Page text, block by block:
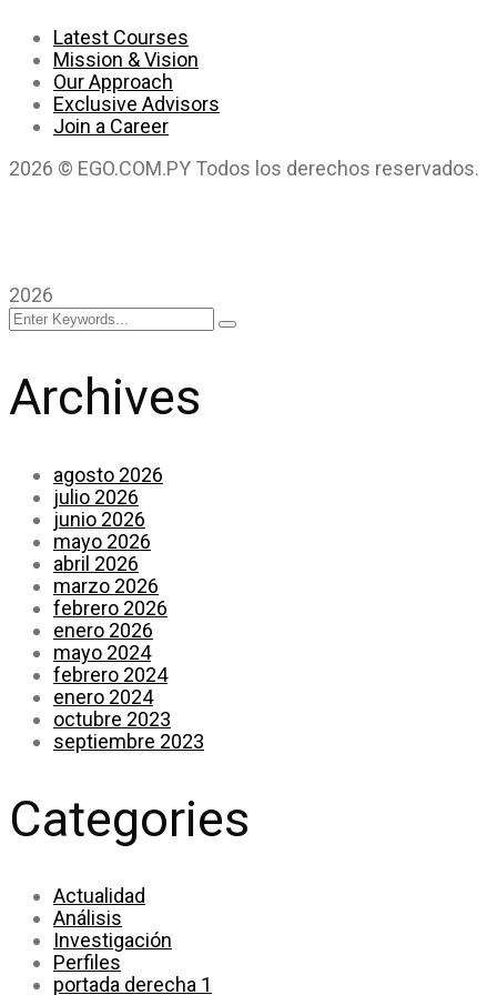
Latest Courses
Mission & Vision
Our Approach
Exclusive Advisors
Join a Career
2026 © EGO.COM.PY Todos los derechos reservados.
2026
Archives
agosto 2026
julio 2026
junio 2026
mayo 2026
abril 2026
marzo 2026
febrero 2026
enero 2026
mayo 2024
febrero 2024
enero 2024
octubre 2023
septiembre 2023
Categories
Actualidad
Análisis
Investigación
Perfiles
portada derecha 1